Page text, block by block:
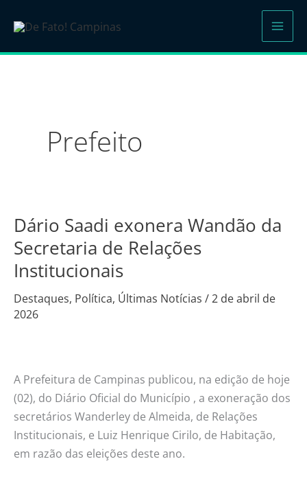
para
Prefeito
Dário Saadi exonera Wandão da
Secretaria de Relações
Institucionais
Destaques, Política, Últimas Notícias /2 de abril de
2026
A Prefeitura de Campinas publicou, na edição de hoje
(02), do Diário Oficial do Município , a exoneração dos
secretários Wanderley de Almeida, de Relações
Institucionais, e Luiz Henrique Cirilo, de Habitação,
em razão das eleições deste ano.
Dário
Saadi
exonera
Wandão
da
Secretaria